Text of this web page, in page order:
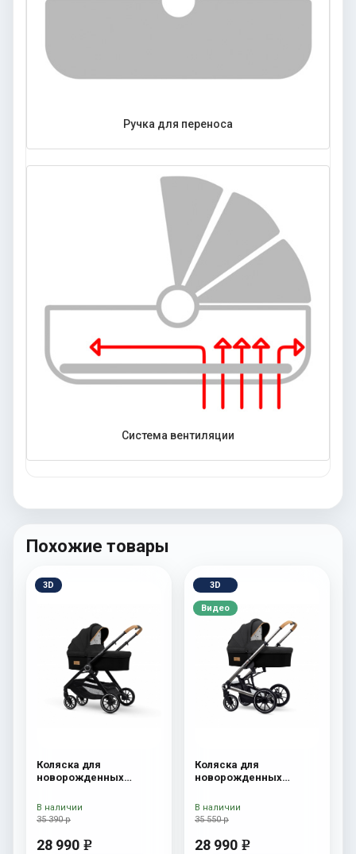
Ручка для переноса
Система вентиляции
Похожие товары
3D
Коляска для
новорожденных
35 390 р
28 990 e
В наличии
3D
Видео
Коляска для
новорожденных
35 550 р
28 990 e
В наличии